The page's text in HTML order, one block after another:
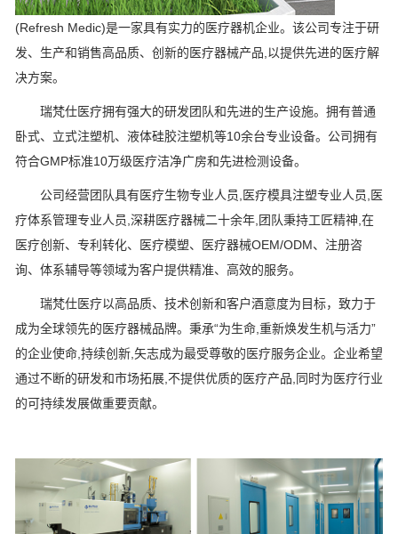
(Refresh Medic)是一家具有实力的医疗器机企业。该公司专注于研
发、生产和销售高品质、创新的医疗器械产品,以提供先进的医疗解
决方案。
瑞梵仕医疗拥有强大的研发团队和先进的生产设施。拥有普通
卧式、立式注塑机、液体硅胶注塑机等10余台专业设备。公司拥有
符合GMP标准10万级医疗洁净广房和先进检测设备。
公司经营团队具有医疗生物专业人员,医疗模具注塑专业人员,医
疗体系管理专业人员,深耕医疗器械二十余年,团队秉持工匠精神,在
医疗创新、专利转化、医疗模塑、医疗器械OEM/ODM、注册咨
询、体系辅导等领域为客户提供精准、高效的服务。
瑞梵仕医疗以高品质、技术创新和客户酒意度为目标，致力于
成为全球领先的医疗器械品牌。秉承“为生命,重新焕发生机与活力”
的企业使命,持续创新,矢志成为最受尊敬的医疗服务企业。企业希望
通过不断的研发和市场拓展,不提供优质的医疗产品,同时为医疗行业
的可持续发展做重要贡献。